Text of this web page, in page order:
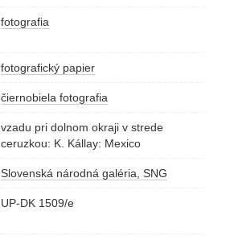
fotografia
fotografický papier
čiernobiela fotografia
vzadu pri dolnom okraji v strede
ceruzkou: K. Kállay: Mexico
Slovenská národná galéria, SNG
UP-DK 1509/e